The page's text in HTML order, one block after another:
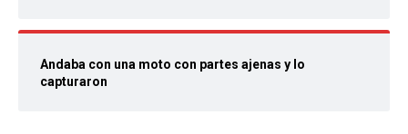
Andaba con una moto con partes ajenas y lo
capturaron